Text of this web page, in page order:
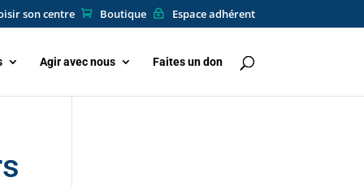
son centre Boutique Espace adhérent
Agir avec nous Faites un don